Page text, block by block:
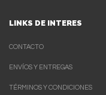
LINKS DE INTERES
CONTACTO
ENVÍOS Y ENTREGAS
TÉRMINOS Y CONDICIONES